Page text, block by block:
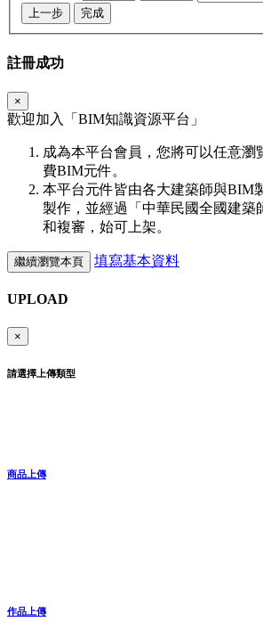
上一步 完成
註冊成功
×
歡迎加入「 BIM知識資源平台」
成為本平台會員，您將可以任意瀏
費BIM元件。
本平台元件皆由各大建築師與BIM
製作，並經過「中華民國全國建築
和複審，始可上架。
繼續瀏覽本頁 填寫基本資料
UPLOAD
×
請選擇上傳類型
商品上傳
作品上傳